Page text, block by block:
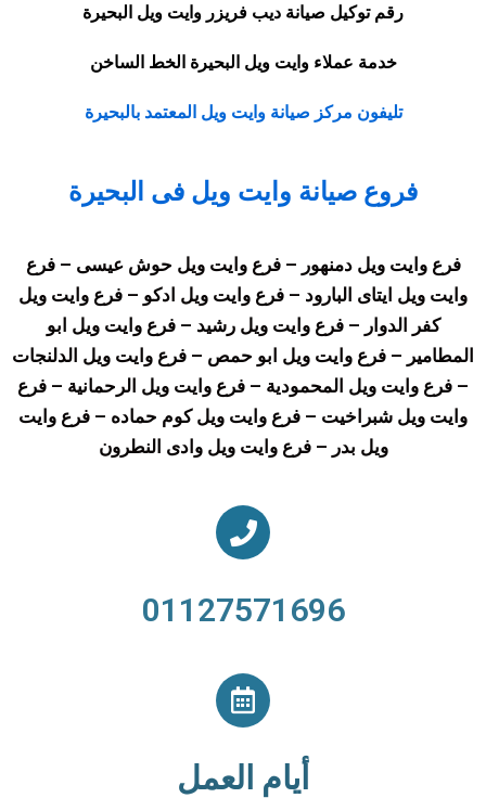
رقم توكيل صيانة ديب فريزر وايت ويل البحيرة
خدمة عملاء وايت ويل البحيرة الخط الساخن
تليفون مركز صيانة وايت ويل المعتمد بالبحيرة
فروع صيانة وايت ويل فى البحيرة
فرع وايت ويل دمنهور – فرع وايت ويل حوش عيسى – فرع
وايت ويل ايتاى البارود – فرع وايت ويل ادكو – فرع وايت ويل
كفر الدوار – فرع وايت ويل رشيد – فرع وايت ويل ابو
المطامير – فرع وايت ويل ابو حمص – فرع وايت ويل الدلنجات
– فرع وايت ويل المحمودية – فرع وايت ويل الرحمانية – فرع
وايت ويل شبراخيت – فرع وايت ويل كوم حماده – فرع وايت
ويل بدر – فرع وايت ويل وادى النطرون
01127571696
أيام العمل